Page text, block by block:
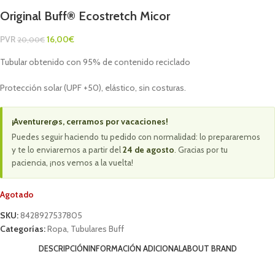
Original Buff® Ecostretch Micor
PVR 20,00€ 16,00€
Tubular obtenido con 95% de contenido reciclado
Protección solar (UPF +50), elástico, sin costuras.
¡Aventurer@s, cerramos por vacaciones!
Puedes seguir haciendo tu pedido con normalidad: lo prepararemos
y te lo enviaremos a partir del24 de agosto . Gracias por tu
paciencia, ¡nos vemos a la vuelta!
Agotado
SKU:8428927537805
Categorías:Ropa, Tubulares Buff
DESCRIPCIÓNINFORMACIÓN ADICIONALABOUT BRAND